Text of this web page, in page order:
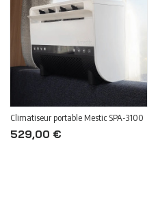
Climatiseur portable Mestic SPA-3100
529,00 €